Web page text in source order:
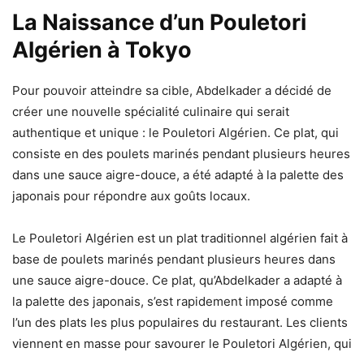
La Naissance d’un Pouletori
Algérien à Tokyo
Pour pouvoir atteindre sa cible, Abdelkader a décidé de
créer une nouvelle spécialité culinaire qui serait
authentique et unique : le Pouletori Algérien. Ce plat, qui
consiste en des poulets marinés pendant plusieurs heures
dans une sauce aigre-douce, a été adapté à la palette des
japonais pour répondre aux goûts locaux.
Le Pouletori Algérien est un plat traditionnel algérien fait à
base de poulets marinés pendant plusieurs heures dans
une sauce aigre-douce. Ce plat, qu’Abdelkader a adapté à
la palette des japonais, s’est rapidement imposé comme
l’un des plats les plus populaires du restaurant. Les clients
viennent en masse pour savourer le Pouletori Algérien, qui